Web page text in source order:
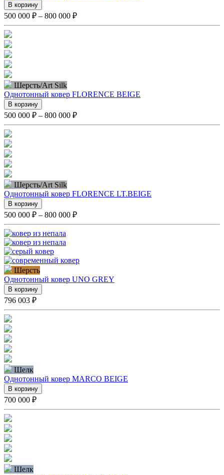
В корзину
500 000 ₽ – 800 000 ₽
Шерсть/Art Silk
Однотонный ковер FLORENCE BEIGE
В корзину
500 000 ₽ – 800 000 ₽
Шерсть/Art Silk
Однотонный ковер FLORENCE LT.BEIGE
В корзину
500 000 ₽ – 800 000 ₽
Шерсть
Однотонный ковер UNO GREY
В корзину
796 003 ₽
Шелк
Однотонный ковер MARCO BEIGE
В корзину
700 000 ₽
Шелк